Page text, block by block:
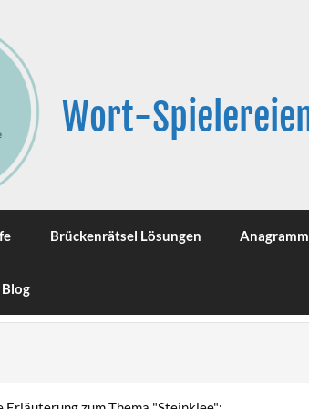
Wort-
Brückenrätsel Lösungen
Blog